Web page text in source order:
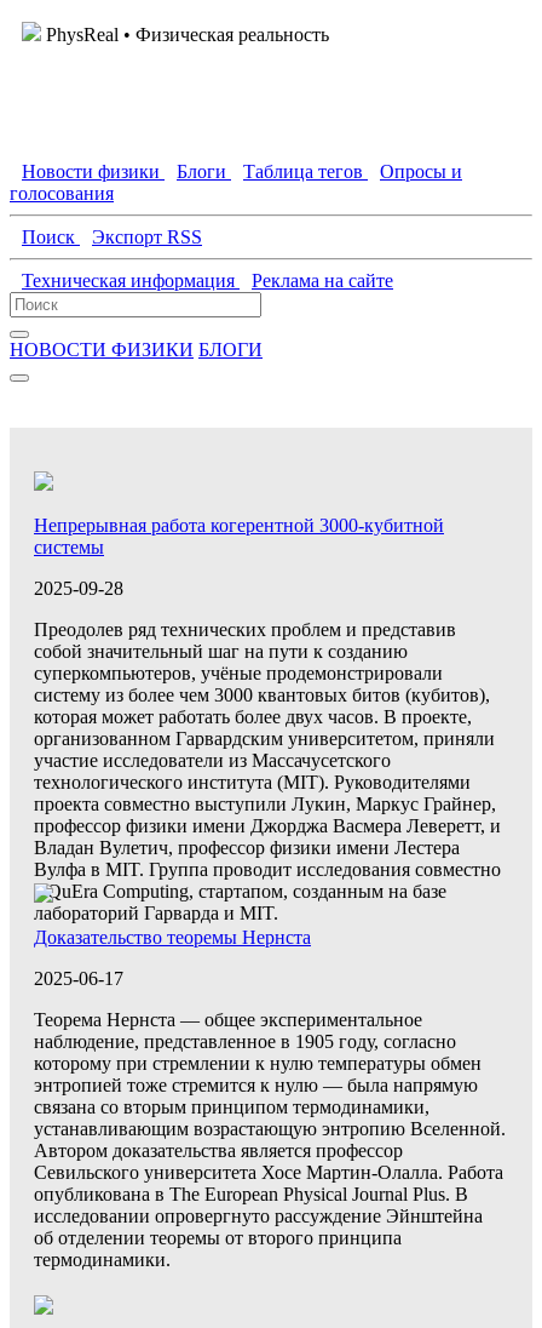
PhysReal • Физическая реальность
Новости физики Блоги Таблица тегов
Опросы и
голосования
Поиск Экспорт RSS
Техническая информация Реклама на сайте
НОВОСТИ ФИЗИКИ БЛОГИ
Непрерывная работа когерентной 3000-кубитной
системы
2025-09-28
Преодолев ряд технических проблем и представив
собой значительный шаг на пути к созданию
суперкомпьютеров, учёные продемонстрировали
систему из более чем 3000 квантовых битов (кубитов),
которая может работать более двух часов. В проекте,
организованном Гарвардским университетом, приняли
участие исследователи из Массачусетского
технологического института (MIT). Руководителями
проекта совместно выступили Лукин, Маркус Грайнер,
профессор физики имени Джорджа Васмера Леверетт, и
Владан Вулетич, профессор физики имени Лестера
Вулфа в MIT. Группа проводит исследования совместно
с QuEra Computing, стартапом, созданным на базе
лабораторий Гарварда и MIT.
Доказательство теоремы Нернста
2025-06-17
Теорема Нернста — общее экспериментальное
наблюдение, представленное в 1905 году, согласно
которому при стремлении к нулю температуры обмен
энтропией тоже стремится к нулю — была напрямую
связана со вторым принципом термодинамики,
устанавливающим возрастающую энтропию Вселенной.
Автором доказательства является профессор
Севильского университета Хосе Мартин-Олалла. Работа
опубликована в The European Physical Journal Plus. В
исследовании опровергнуто рассуждение Эйнштейна
об отделении теоремы от второго принципа
термодинамики.